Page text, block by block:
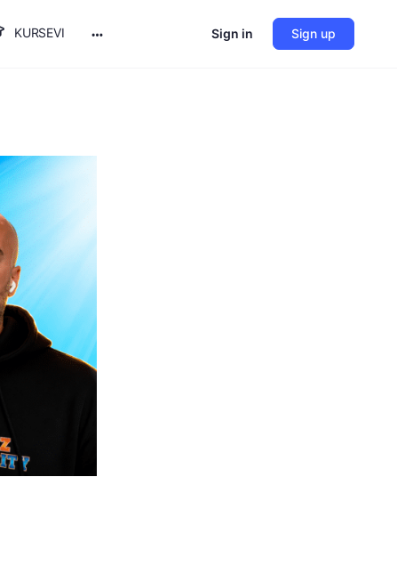
KURSEVI Sign in Sign up